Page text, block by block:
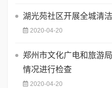
湖光苑社区开展全城清
2020-04-20
郑州市文化广电和旅游
情况进行检查
2020-04-20